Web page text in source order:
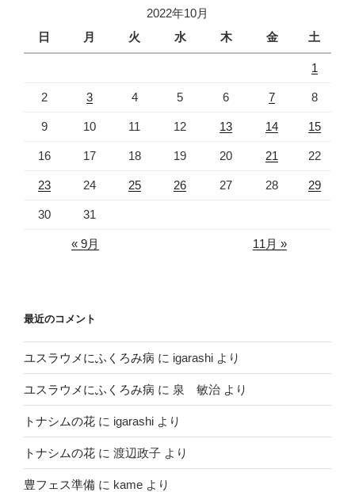
2022年10月
日
月 火 水 木 金 土
1
2 3 4 5 6 7 8
9 10 11 12 13 14 15
16 17 18 19 20 21 22
23 24 25 26 27 28 29
30 31
« 9月 11月 »
最近のコメント
ユスラウメにふくろみ病 に igarashi より
ユスラウメにふくろみ病 に 泉 敏治 より
トナシムの花 に igarashi より
トナシムの花 に 渡辺政子 より
豊フェス準備 に kame より